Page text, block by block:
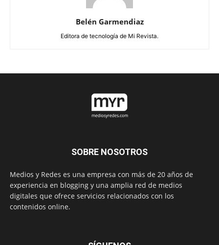
Belén Garmendiaz
Editora de tecnología de Mi Revista.
SOBRE NOSOTROS
Medios y Redes es una empresa con más de 20 años de
experiencia en blogging y una amplia red de medios
digitales que ofrece servicios relacionados con los
contenidos online.